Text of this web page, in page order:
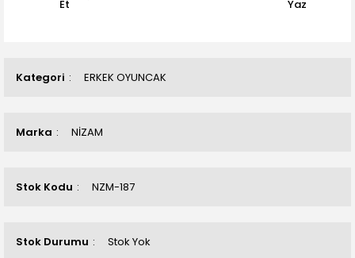
Kategori ERKEK OYUNCAK
Marka NİZAM
Stok Kodu NZM-187
Stok Durumu Stok Yok
Et Yaz